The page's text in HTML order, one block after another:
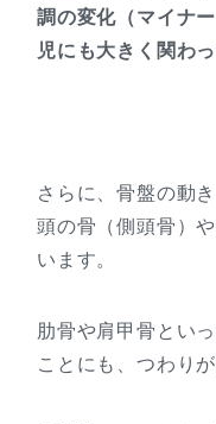
調の変化（マイナ
児にも大きく関わ
さらに、骨盤の動
頭の骨（側頭骨）
います。
肋骨や肩甲骨とい
ことにも、つわり